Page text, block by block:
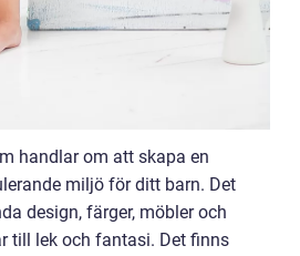
handlar om att skapa en
miljö för ditt barn. Det
design, färger, möbler och
till lek och fantasi. Det finns